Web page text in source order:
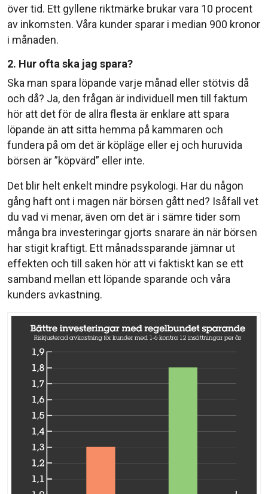
över tid. Ett gyllene riktmärke brukar vara 10 procent
av inkomsten. Våra kunder sparar i median 900 kronor
i månaden.
2. Hur ofta ska jag spara?
Ska man spara löpande varje månad eller stötvis då
och då? Ja, den frågan är individuell men till faktum
hör att det för de allra flesta är enklare att spara
löpande än att sitta hemma på kammaren och
fundera på om det är köpläge eller ej och huruvida
börsen är ”köpvärd” eller inte.
Det blir helt enkelt mindre psykologi. Har du någon
gång haft ont i magen när börsen gått ned? Isåfall vet
du vad vi menar, även om det är i sämre tider som
många bra investeringar gjorts snarare än när börsen
har stigit kraftigt. Ett månadssparande jämnar ut
effekten och till saken hör att vi faktiskt kan se ett
samband mellan ett löpande sparande och våra
kunders avkastning.